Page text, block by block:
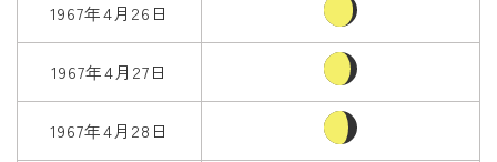
1967年4月26日
1967年4月27日
1967年4月28日